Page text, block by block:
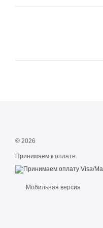
© 2026
Принимаем к оплате
Мобильная версия